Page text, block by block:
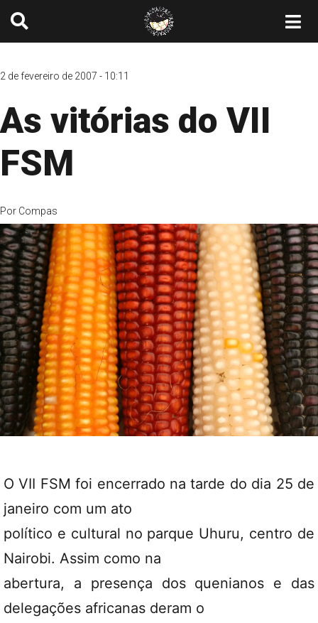
2 de fevereiro de 2007 - 10:11
As vitórias do VII
FSM
Por Compas
O VII FSM foi encerrado na tarde do dia 25 de
janeiro com um ato
político e cultural no parque Uhuru, centro de
Nairobi. Assim como na
abertura, a presença dos quenianos e das
delegações africanas deram o